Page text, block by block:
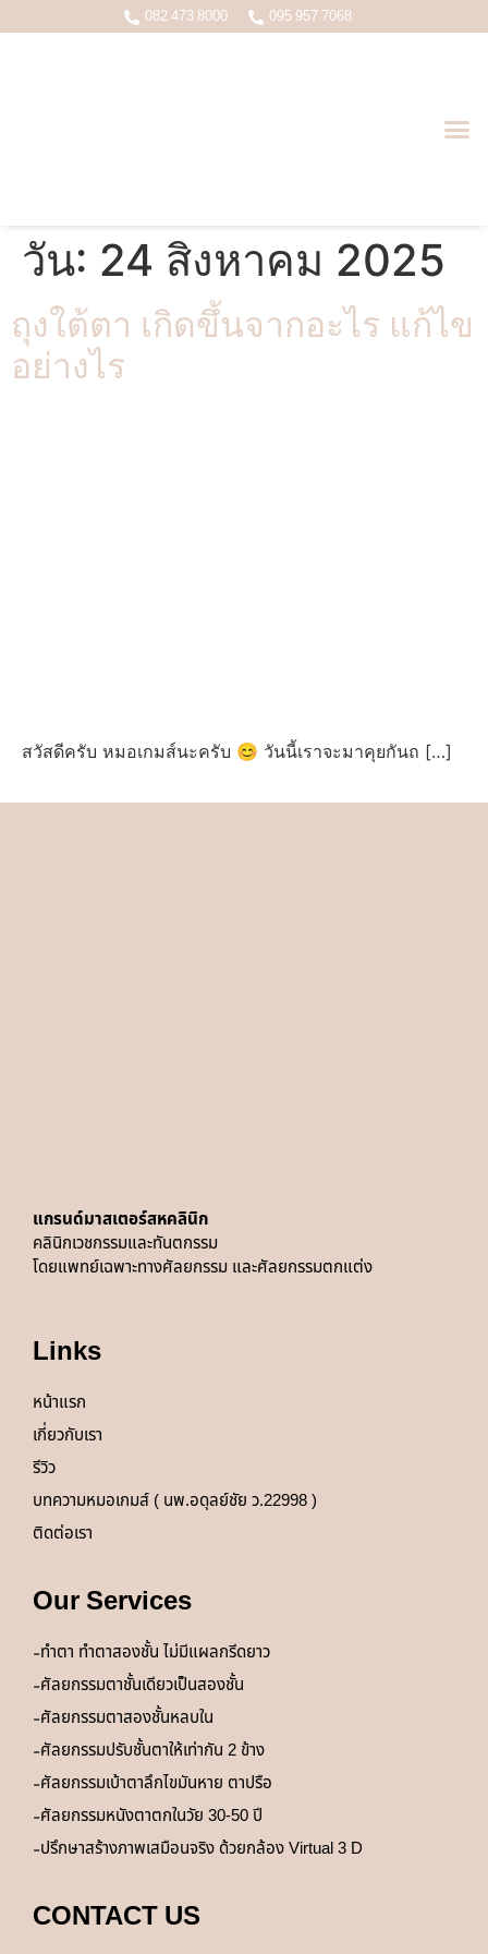
082 473 8000 095 957 7068
วัน: 24 สิงหาคม 2025
ถุงใต้ตา เกิดขึ้นจากอะไร แก้ไข
อย่างไร
สวัสดีครับ หมอเกมส์นะครับ 😊 วันนี้เราจะมาคุยกันถ […]
แกรนด์มาสเตอร์สหคลินิก
คลินิกเวชกรรมและทันตกรรม
โดยแพทย์เฉพาะทางศัลยกรรม และศัลยกรรมตกแต่ง
Links
หน้าแรก
เกี่ยวกับเรา
รีวิว
บทความหมอเกมส์ ( นพ.อดุลย์ชัย ว.22998 )
ติดต่อเรา
Our Services
ทำตา ทำตาสองชั้น ไม่มีแผลกรีดยาว
ศัลยกรรมตาชั้นเดียวเป็นสองชั้น
ศัลยกรรมตาสองชั้นหลบใน
ศัลยกรรมปรับชั้นตาให้เท่ากัน 2 ข้าง
ศัลยกรรมเบ้าตาลึกไขมันหาย ตาปรือ
ศัลยกรรมหนังตาตกในวัย 30-50 ปี
ปรึกษาสร้างภาพเสมือนจริง ด้วยกล้อง Virtual 3 D
CONTACT US